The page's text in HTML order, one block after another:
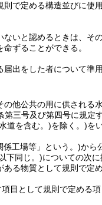
で定める構造並びに使
ないと認めるときは、そ
ずることができる。
届出をした者について準用
他公共の用に供される
第三号及び第四号に規定
道を含む。)を除く。)を
係工場等」という。)から
以下同じ。 )についての次に
る物質として規則で定
項目として規則で定める